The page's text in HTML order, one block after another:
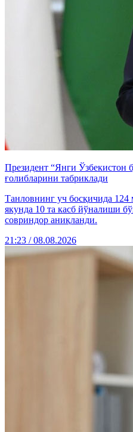
Президент “Янги Ўзбекистон
ғолибларини табриклади
Танловнинг уч босқичида
якунда 10 та касб йўналиши
совриндор аниқланди.
21:23 / 08.08.2026